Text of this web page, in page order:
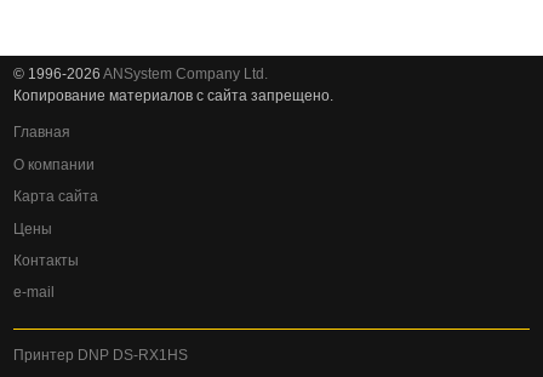
© 1996-2026ANSystem Company Ltd.
Копирование материалов с сайта запрещено.
Главная
О компании
Карта сайта
Цены
Контакты
e-mail
Принтер DNP DS-RX1HS